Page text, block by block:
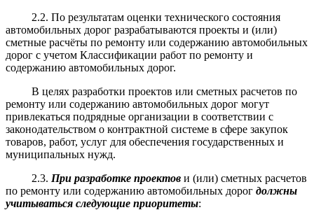
2.2. По результатам оценки технического состояния
автомобильных дорог разрабатываются проекты и (или)
сметные расчёты по ремонту или содержанию автомобильных
дорог с учетом Классификации работ по ремонту и
содержанию автомобильных дорог.
В целях разработки проектов или сметных расчетов по
ремонту или содержанию автомобильных дорог могут
привлекаться подрядные организации в соответствии с
законодательством о контрактной системе в сфере закупок
товаров, работ, услуг для обеспечения государственных и
муниципальных нужд.
2.3. При разработке проектов и (или) сметных расчетов
по ремонту или содержанию автомобильных дорог должны
учитываться следующие приоритеты: